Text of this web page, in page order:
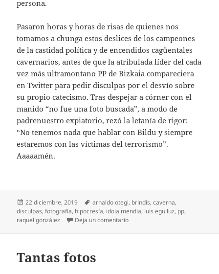
persona.
Pasaron horas y horas de risas de quienes nos
tomamos a chunga estos deslices de los campeones
de la castidad política y de encendidos cagüentales
cavernarios, antes de que la atribulada líder del cada
vez más ultramontano PP de Bizkaia compareciera
en Twitter para pedir disculpas por el desvío sobre
su propio catecismo. Tras despejar a córner con el
manido “no fue una foto buscada”, a modo de
padrenuestro expiatorio, rezó la letanía de rigor:
“No tenemos nada que hablar con Bildu y siempre
estaremos con las víctimas del terrorismo”.
Aaaaamén.
Publicado
el
22 diciembre, 2019 Etiquetas
arnaldo otegi, brindis,caverna,
disculpas,fotografía, hipocresía, idoia mendia, luis eguiluz, pp,
raquel gonzález
Deja un comentarioen La cazadora cazada
Tantas fotos